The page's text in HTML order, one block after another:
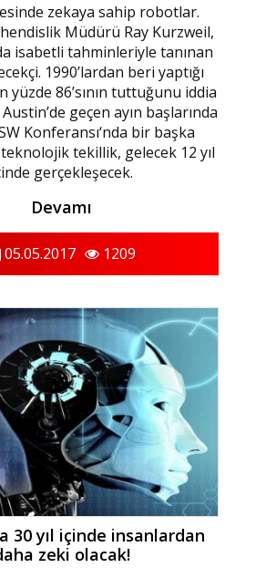
zekaya sahip robotlar.
Müdürü Ray Kurzweil,
isabetli tahminleriyle tanınan
1990’lardan beri yaptığı
yüzde 86’sının tuttuğunu iddia
geçen ayın başlarında
Konferansı‘nda bir başka
tekillik, gelecek 12 yıl
gerçekleşecek.
Devamı
05.05.2017 1209
30 yıl içinde insanlardan
zeki olacak!